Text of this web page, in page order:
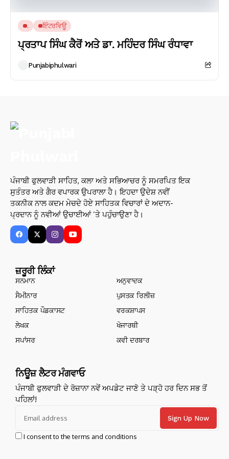
. ਇੰਟਰਵਿਊ
ਪ੍ਰਤਾਪ ਸਿੰਘ ਕੈਰੋਂ ਅਤੇ ਡਾ. ਮਹਿੰਦਰ ਸਿੰਘ ਰੰਧਾਵਾ
Punjabiphulwari
ਪੰਜਾਬੀ ਫੁਲਵਾੜੀ ਸਾਹਿਤ, ਕਲਾ ਅਤੇ ਸਭਿਆਚਰ ਨੂੰ ਸਮਰਪਿਤ ਇਕ
ਸੁਤੰਤਰ ਅਤੇ ਗੈਰ ਵਪਾਰਕ ਉਪਰਾਲਾ ਹੈ। ਇਹਦਾ ਉਦੇਸ਼ ਨਵੀਂ
ਤਕਨੀਕ ਨਾਲ ਕਦਮ ਮੇਚਦੇ ਹੋਏ ਸਾਹਿਤਕ ਵਿਚਾਰਾਂ ਦੇ ਅਦਾਨ-
ਪ੍ਰਦਾਨ ਨੂੰ ਨਵੀਆਂ ਉਚਾਈਆਂ ’ਤੇ ਪਹੁੰਚਾਉਣਾ ਹੈ।
ਜ਼ਰੂਰੀ ਲਿੰਕਾਂ
ਸਨਮਾਨ
ਅਨੁਵਾਦਕ
ਸੈਮੀਨਾਰ
ਪੁਸਤਕ ਰਿਲੀਜ਼
ਸਾਹਿਤਕ ਪੌਡਕਾਸਟ
ਵਰਕਸ਼ਾਪਸ
ਲੇਖਕ
ਖੋਜਾਰਥੀ
ਸਪਾਂਸਰ
ਕਵੀ ਦਰਬਾਰ
ਨਿਊਜ਼ ਲੈਟਰ ਮੰਗਵਾਓ
ਪੰਜਾਬੀ ਫੁਲਵਾੜੀ ਦੇ ਰੋਜ਼ਾਨਾ ਨਵੇਂ ਅਪਡੇਟ ਜਾਣੋ ਤੇ ਪੜ੍ਹੋ ਹਰ ਦਿਨ ਸਭ ਤੋਂ
ਪਹਿਲਾਂ!
I consent to the terms and conditions